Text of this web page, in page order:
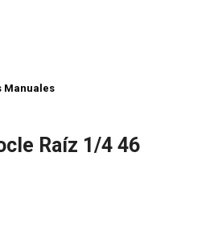
Manuales
Raíz 1/4 46